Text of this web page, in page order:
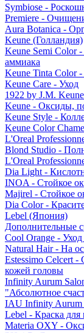
Symbiose -
Premiere -
Aura Botanica -
Keune (Голландия)
Keune Semi Color
аммиака
Keune Tinta Color -
Keune Care - Уход
1922 by J.M.
Keune - Оксиды,
Keune Style -
Keune Color
L'Oreal
Blond Studio -
L'Oreal
Dia Light -
INOA - Стойкое
Majirel - Стойкое
Dia Color -
Lebel (Япония)
Дополнительные
Cool Orange -
Natural Hair - На
Estessimo Celcert -
кожей головы
Infinity Aurum
"Абсолютное
IAU Infinity
Lebel - Краска для
Materia OXY -